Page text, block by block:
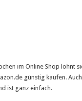
im Online Shop lohnt
günstig kaufen.
ist ganz einfach.